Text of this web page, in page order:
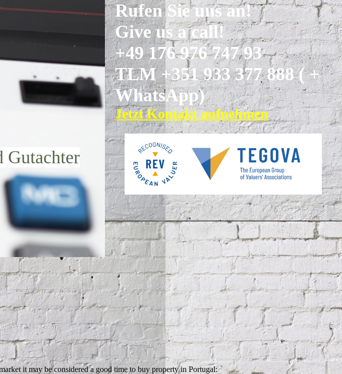
Gutachter
Rufen Sie uns an!
Give us a call!
+49 176 976 747 93
TLM +351 933 377888 ( +
WhatsApp)
Jetzt Kontakt aufnehmen
it may be considered a good time to buy property in Portugal: